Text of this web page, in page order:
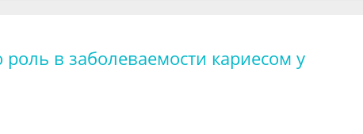
в заболеваемости кариесом у